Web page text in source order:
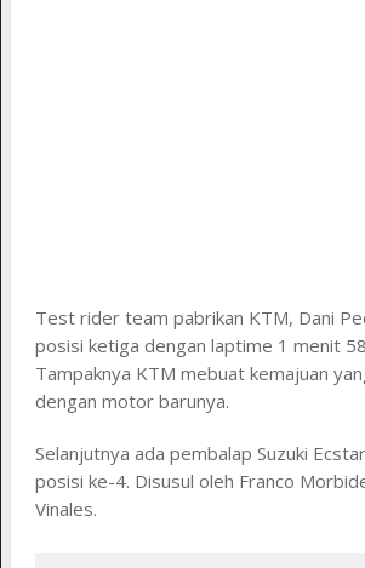
Test rider team pabrikan KTM, Dani
posisi ketiga dengan laptime 1 menit
Tampaknya KTM mebuat kemajuan
dengan motor barunya.
Selanjutnya ada pembalap Suzuki
posisi ke-4. Disusul oleh Franco
Vinales.